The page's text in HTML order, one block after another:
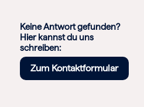
Keine Antwort gefunden?
Hier kannst du uns
schreiben:
Zum Kontaktformular